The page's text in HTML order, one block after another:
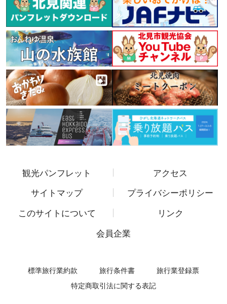
観光パンフレット
アクセス
サイトマップ
プライバシーポリシー
このサイトについて
リンク
会員企業
標準旅行業約款 旅行条件書
旅行業登録票
特定商取引法に関する表記